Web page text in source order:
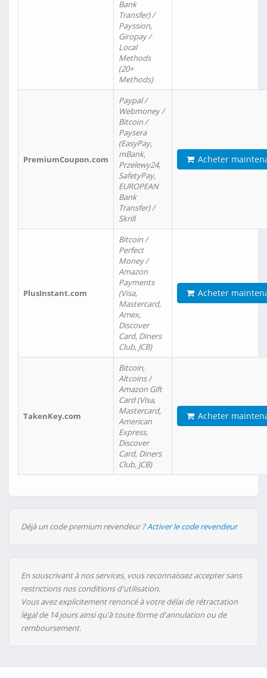
Bank
Transfer) /
Payssion,
Giropay /
Local
Methods
(20+
Methods)
PremiumCoupon.com
Paypal /
Webmoney /
Bitcoin /
Paysera
(EasyPay,
mBank,
Przelewy24,
SafetyPay,
EUROPEAN
Bank
Transfer) /
Skrill
Acheter
PlusInstant.com
Bitcoin /
Perfect
Money /
Amazon
Payments
(Visa,
Mastercard,
Amex,
Discover
Card, Diners
Club, JCB)
Acheter
TakenKey.com
Bitcoin,
Altcoins /
Amazon Gift
Card (Visa,
Mastercard,
American
Express,
Discover
Card, Diners
Club, JCB)
Acheter
Déjà un code premium revendeur ?Activer le code revendeur
En souscrivant à nos services, vous reconnaissez accepter sans
restrictions nos conditions d'utilisation.
Vous avez explicitement renoncé à votre délai de rétractation
légal de 14 jours ainsi qu'à toute forme d'annulation ou de
remboursement.